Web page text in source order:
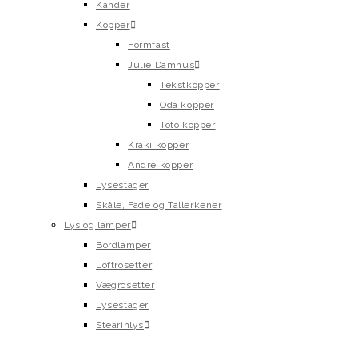
Kander
Kopper
Formfast
Julie Damhus
Tekstkopper
Oda kopper
Toto kopper
Kraki kopper
Andre kopper
Lysestager
Skåle, Fade og Tallerkener
Lys og lamper
Bordlamper
Loftrosetter
Vægrosetter
Lysestager
Stearinlys